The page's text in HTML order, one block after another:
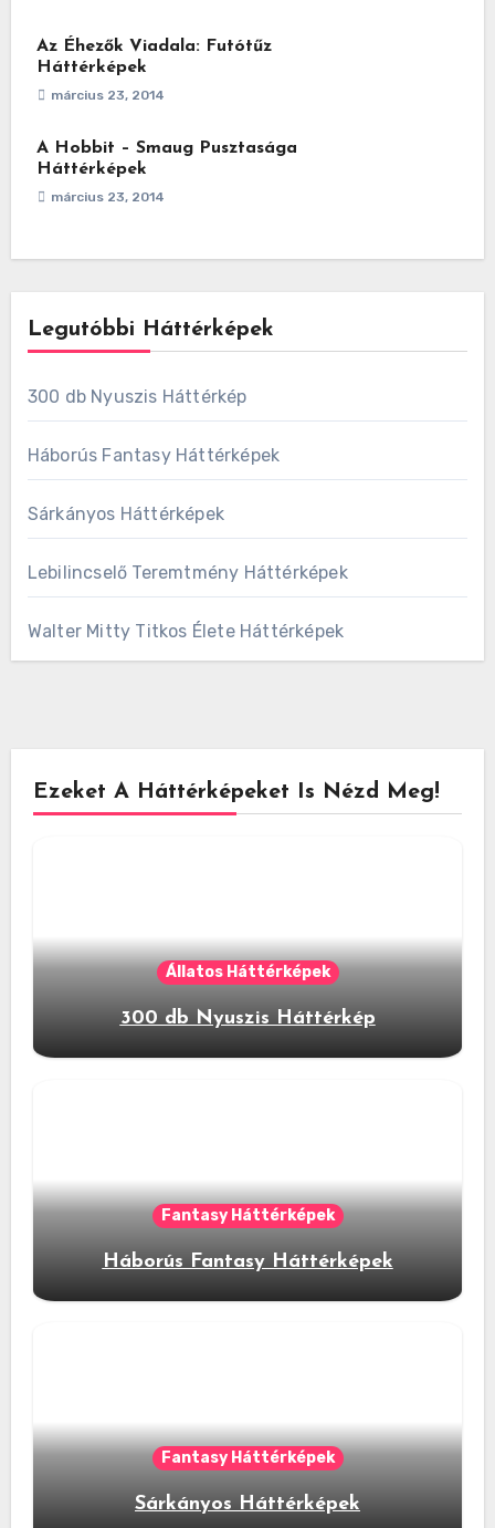
Az Éhezők Viadala: Futótűz
Háttérképek
március 23, 2014
A Hobbit – Smaug Pusztasága
Háttérképek
március 23, 2014
Legutóbbi Háttérképek
300 db Nyuszis Háttérkép
Háborús Fantasy Háttérképek
Sárkányos Háttérképek
Lebilincselő Teremtmény Háttérképek
Walter Mitty Titkos Élete Háttérképek
Ezeket A Háttérképeket Is Nézd Meg!
Állatos Háttérképek
300 db Nyuszis Háttérkép
Fantasy Háttérképek
Háborús Fantasy Háttérképek
Fantasy Háttérképek
Sárkányos Háttérképek